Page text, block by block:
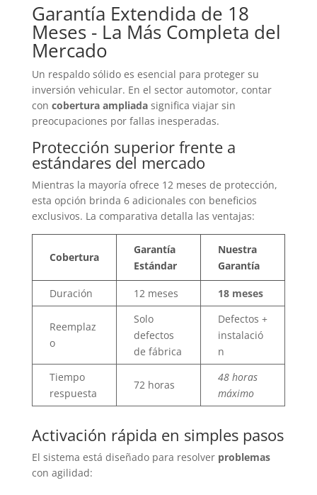
Garantía Extendida de 18
Meses - La Más Completa del
Mercado
Un respaldo sólido es esencial para proteger su
inversión vehicular. En el sector automotor, contar
con cobertura ampliadasignifica viajar sin
preocupaciones por fallas inesperadas.
Protección superior frente a
estándares del mercado
Mientras la mayoría ofrece 12 meses de protección,
esta opción brinda 6 adicionales con beneficios
exclusivos. La comparativa detalla las ventajas:
Cobertura
Garantía
Estándar
Nuestra
Garantía
Duración 12 meses 18 meses
Reemplaz
o
Solo
defectos
de fábrica
Defectos +
instalació
n
Tiempo
respuesta
72 horas
48 horas
máximo
Activación rápida en simples pasos
El sistema está diseñado para resolver problemas
con agilidad: